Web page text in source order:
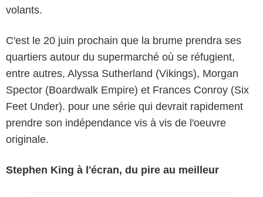
volants.
C'est le 20 juin prochain que la brume prendra ses
quartiers autour du supermarché où se réfugient,
entre autres, Alyssa Sutherland (Vikings), Morgan
Spector (Boardwalk Empire) et Frances Conroy (Six
Feet Under). pour une série qui devrait rapidement
prendre son indépendance vis à vis de l'oeuvre
originale.
Stephen King à l'écran, du pire au meilleur